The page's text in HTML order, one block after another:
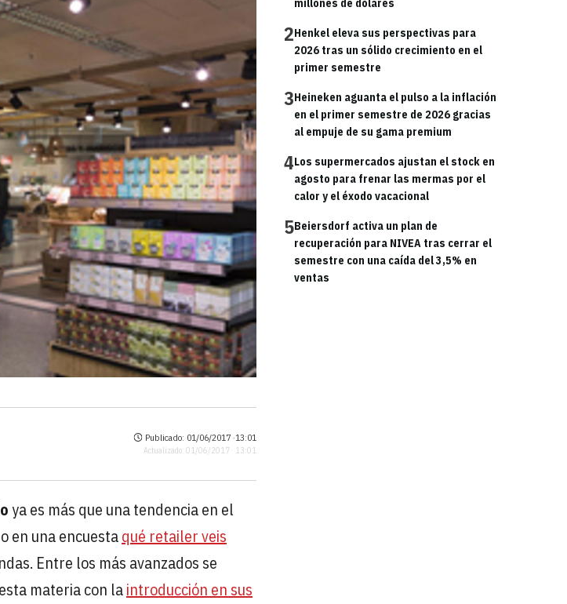
millones de dólares
2Henkel eleva sus perspectivas para
2026 tras un sólido crecimiento en el
primer semestre
3Heineken aguanta el pulso a la inflación
en el primer semestre de 2026 gracias
al empuje de su gama premium
4Los supermercados ajustan el stock en
agosto para frenar las mermas por el
calor y el éxodo vacacional
5Beiersdorf activa un plan de
recuperación para NIVEA tras cerrar el
semestre con una caída del 3,5% en
ventas
Publicado: 01/06/2017 ·13:01
Actualizado: 01/06/2017 · 13:01
ya es más que una tendencia en el
en una encuestaqué retailer veis
Entre los más avanzados se
materia con laintroducción en sus